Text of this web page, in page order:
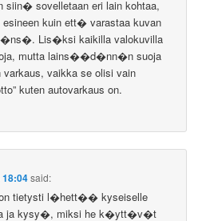
siin� sovelletaan eri lain kohtaa,
kuin ett� varastaa kuvan
Lis�ksi kaikilla valokuvilla
mutta lains��d�nn�n suoja
varkaus, vaikka se olisi vain
kuten autovarkaus on.
18:04said:
on tietysti l�hett�� kyseiselle
ja kysy�, miksi he k�ytt�v�t